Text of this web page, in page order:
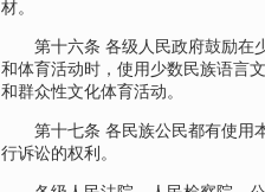
材。
第十六条 各级人民政府鼓励在
和体育活动时，使用少数民族语言
和群众性文化体育活动。
第十七条 各民族公民都有使用
行诉讼的权利。